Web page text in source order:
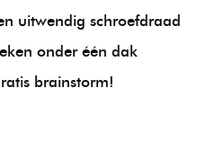
uitwendig schroefdraad
onder één dak
brainstorm!